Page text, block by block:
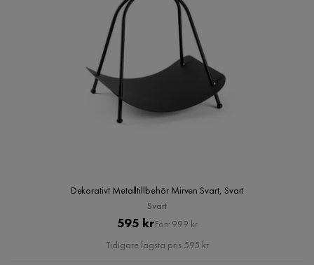
Dekorativt Metalltillbehör Mirven Svart, Svart
Svart
Pris
595 krOriginal
Pris
Förr 999 kr
Tidigare lägsta pris 595 kr